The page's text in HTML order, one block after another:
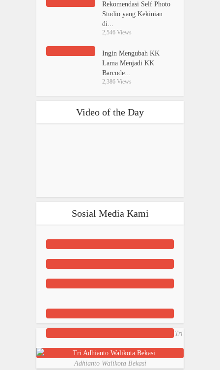
Rekomendasi Self Photo
Studio yang Kekinian
di...
2,546 Views
Ingin Mengubah KK
Lama Menjadi KK
Barcode...
2,386 Views
Video of the Day
Sosial Media Kami
Tri
Adhianto Walikota Bekasi